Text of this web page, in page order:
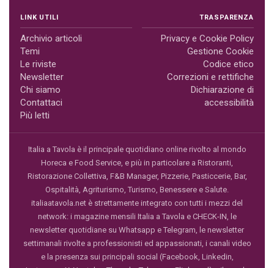
LINK UTILI
Archivio articoli
Temi
Le riviste
Newsletter
Chi siamo
Contattaci
Più letti
TRASPARENZA
Privacy e Cookie Policy
Gestione Cookie
Codice etico
Correzioni e rettifiche
Dichiarazione di
accessibilità
Italia a Tavola è il principale quotidiano online rivolto al mondo
Horeca e Food Service, e più in particolare a Ristoranti,
Ristorazione Collettiva, F&B Manager, Pizzerie, Pasticcerie, Bar,
Ospitalità, Agriturismo, Turismo, Benessere e Salute.
italiaatavola.net è strettamente integrato con tutti i mezzi del
network: i magazine mensili Italia a Tavola e CHECK-IN, le
newsletter quotidiane su Whatsapp e Telegram, le newsletter
settimanali rivolte a professionisti ed appassionati, i canali video
e la presenza sui principali social (Facebook, Linkedin,